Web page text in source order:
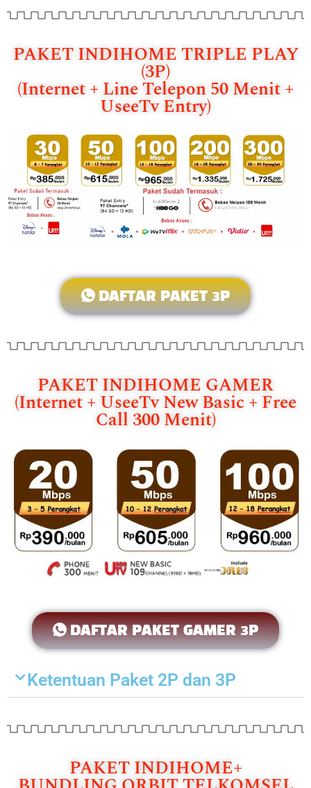
PAKET INDIHOME TRIPLE PLAY
(3P)
(Internet + Line Telepon 50 Menit +
UseeTv Entry)
DAFTAR PAKET 3P
PAKET INDIHOME GAMER
(Internet + UseeTv New Basic + Free
Call 300 Menit)
DAFTAR PAKET GAMER 3P
Ketentuan Paket 2P dan 3P
PAKET INDIHOME+